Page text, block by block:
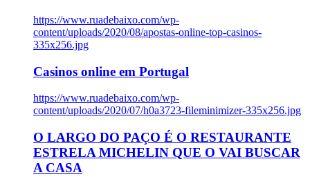
https://www.ruadebaixo.com/wp-
content/uploads/2020/08/apostas-online-top-casinos-
335x256.jpg
Casinos online em Portugal
https://www.ruadebaixo.com/wp-
content/uploads/2020/07/h0a3723-fileminimizer-335x256.jpg
O LARGO DO PAÇO É O RESTAURANTE
ESTRELA MICHELIN QUE O VAI BUSCAR
A CASA